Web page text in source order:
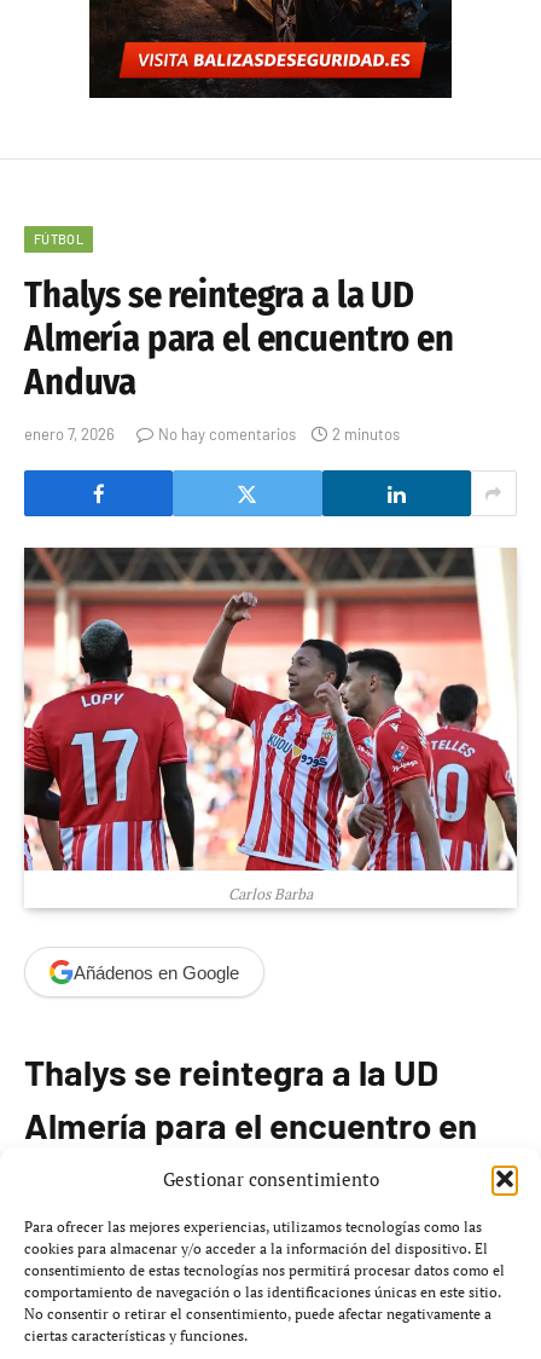
Gestionar consentimiento
Para ofrecer las mejores experiencias, utilizamos tecnologías como las
cookies para almacenar y/o acceder a la información del dispositivo. El
consentimiento de estas tecnologías nos permitirá procesar datos como el
comportamiento de navegación o las identificaciones únicas en este sitio.
No consentir o retirar el consentimiento, puede afectar negativamente a
ciertas características y funciones.
FÚTBOL
Thalys se reintegra a la UD
Almería para el encuentro en
Anduva
enero 7, 2026 No hay comentarios 2 minutos
Carlos Barba
Añádenos en Google
Thalys se reintegra a la UD
Almería para el encuentro en
La Unión Deportiva Almería ha llevado a cabo su
segundo entrenamiento de la semana con la
incorporación de Thalys. El delantero brasileño se sumó
a las actividades del equipo tras regresar el lunes de su